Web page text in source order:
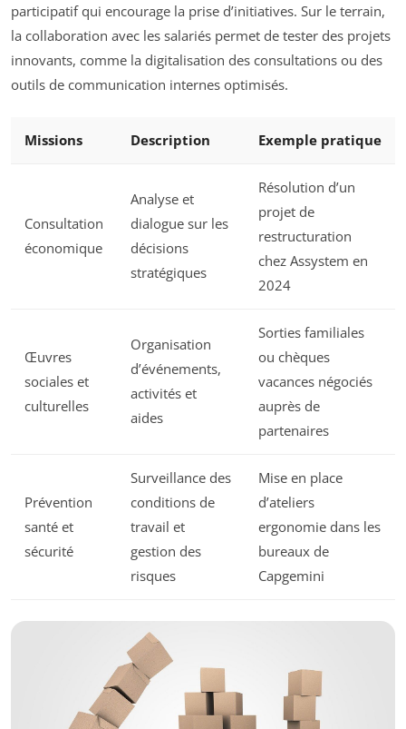
participatif qui encourage la prise d’initiatives. Sur le terrain,
la collaboration avec les salariés permet de tester des projets
innovants, comme la digitalisation des consultations ou des
outils de communication internes optimisés.
Missions Description Exemple pratique
Consultation
économique
Analyse et
dialogue sur les
décisions
stratégiques
Résolution d’un
projet de
restructuration
chez Assystem en
2024
Œuvres
sociales et
culturelles
Organisation
d’événements,
activités et
aides
Sorties familiales
ou chèques
vacances négociés
auprès de
partenaires
Prévention
santé et
sécurité
Surveillance des
conditions de
travail et
gestion des
risques
Mise en place
d’ateliers
ergonomie dans les
bureaux de
Capgemini